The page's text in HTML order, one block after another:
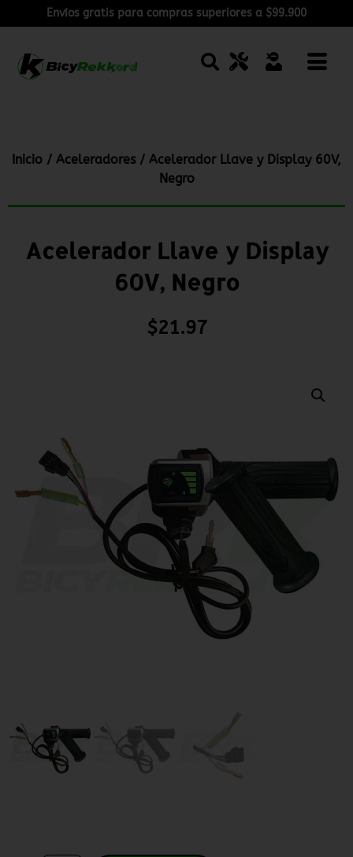
Envíos gratis para compras superiores a $99.900
Inicio / Aceleradores/ Acelerador Llave y Display 60V,
Negro
Acelerador Llave y Display
60V, Negro
$21.97